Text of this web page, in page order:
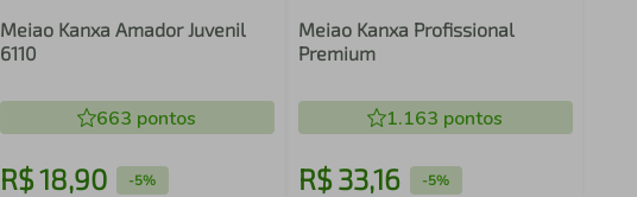
Meiao Kanxa Amador Juvenil
6110
663 pontos
R$18,90 -5%
Meiao Kanxa Profissional
Premium
1.163 pontos
R$ 33,16 -5%